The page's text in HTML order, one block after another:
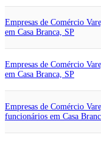
Empresas de Comércio
em Casa Branca, SP
Empresas de Comércio
em Casa Branca, SP
Empresas de Comércio
funcionários em Casa